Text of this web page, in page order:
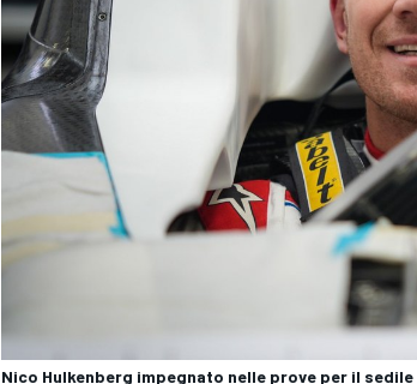
ENDURANCE/GT
Nico Hulkenberg impegnato nelle prove per il